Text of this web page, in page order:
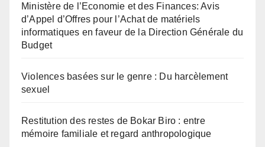
Ministère de l’Economie et des Finances: Avis
d’Appel d’Offres pour l’Achat de matériels
informatiques en faveur de la Direction Générale du
Budget
Violences basées sur le genre : Du harcèlement
sexuel
Restitution des restes de Bokar Biro : entre
mémoire familiale et regard anthropologique